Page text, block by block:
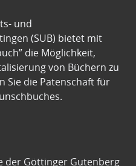
und
(SUB) bietet mit
die Möglichkeit,
von Büchern zu
Sie die Patenschaft für
der Göttinger Gutenberg